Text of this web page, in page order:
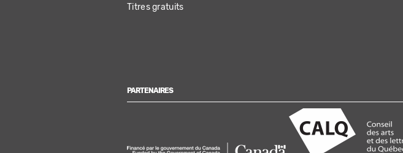
Titres gratuits
PARTENAIRES